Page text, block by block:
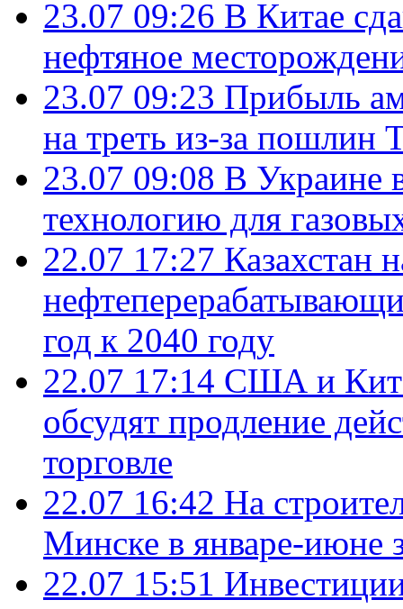
23.07 09:26 В Китае
нефтяное
23.07 09:23 Прибыль
на треть из-за пошлин
23.07 09:08 В Украине
технологию для
22.07 17:27 Казахстан
год к 2040 году
22.07 17:14 США и
обсудят продление
торговле
22.07 16:42 На
Минске в январе-июне
22.07 15:51